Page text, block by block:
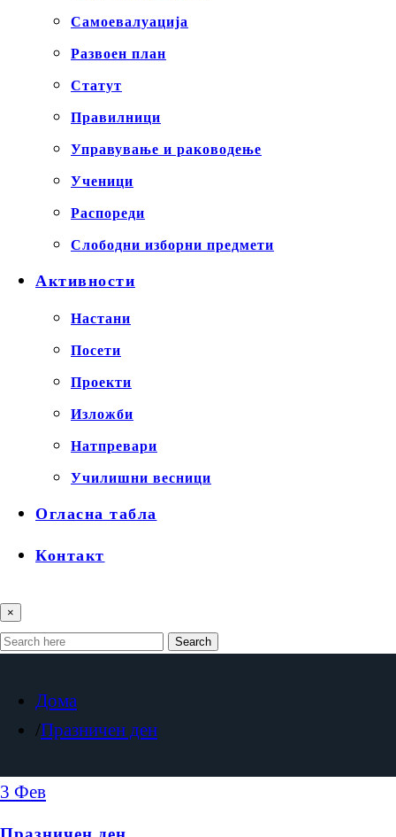
Самоевалуација
Развоен план
Статут
Правилници
Управување и раководење
Ученици
Распореди
Слободни изборни предмети
Активности
Настани
Посети
Проекти
Изложби
Натпревари
Училишни весници
Огласна табла
Контакт
×
Search
Дома
Празничен ден
3 Фев